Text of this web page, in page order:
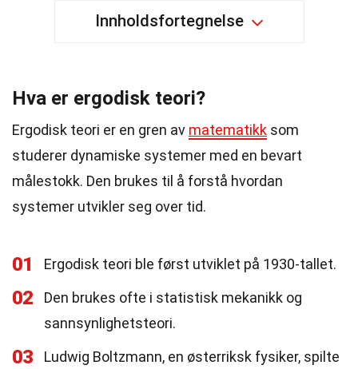
Innholdsfortegnelse
Hva er ergodisk teori?
Ergodisk teori er en gren av matematikk som
studerer dynamiske systemer med en bevart
målestokk. Den brukes til å forstå hvordan
systemer utvikler seg over tid.
01 Ergodisk teori ble først utviklet på 1930-tallet.
02
Den brukes ofte i statistisk mekanikk og
sannsynlighetsteori.
03
Ludwig Boltzmann, en østerriksk fysiker, spilte